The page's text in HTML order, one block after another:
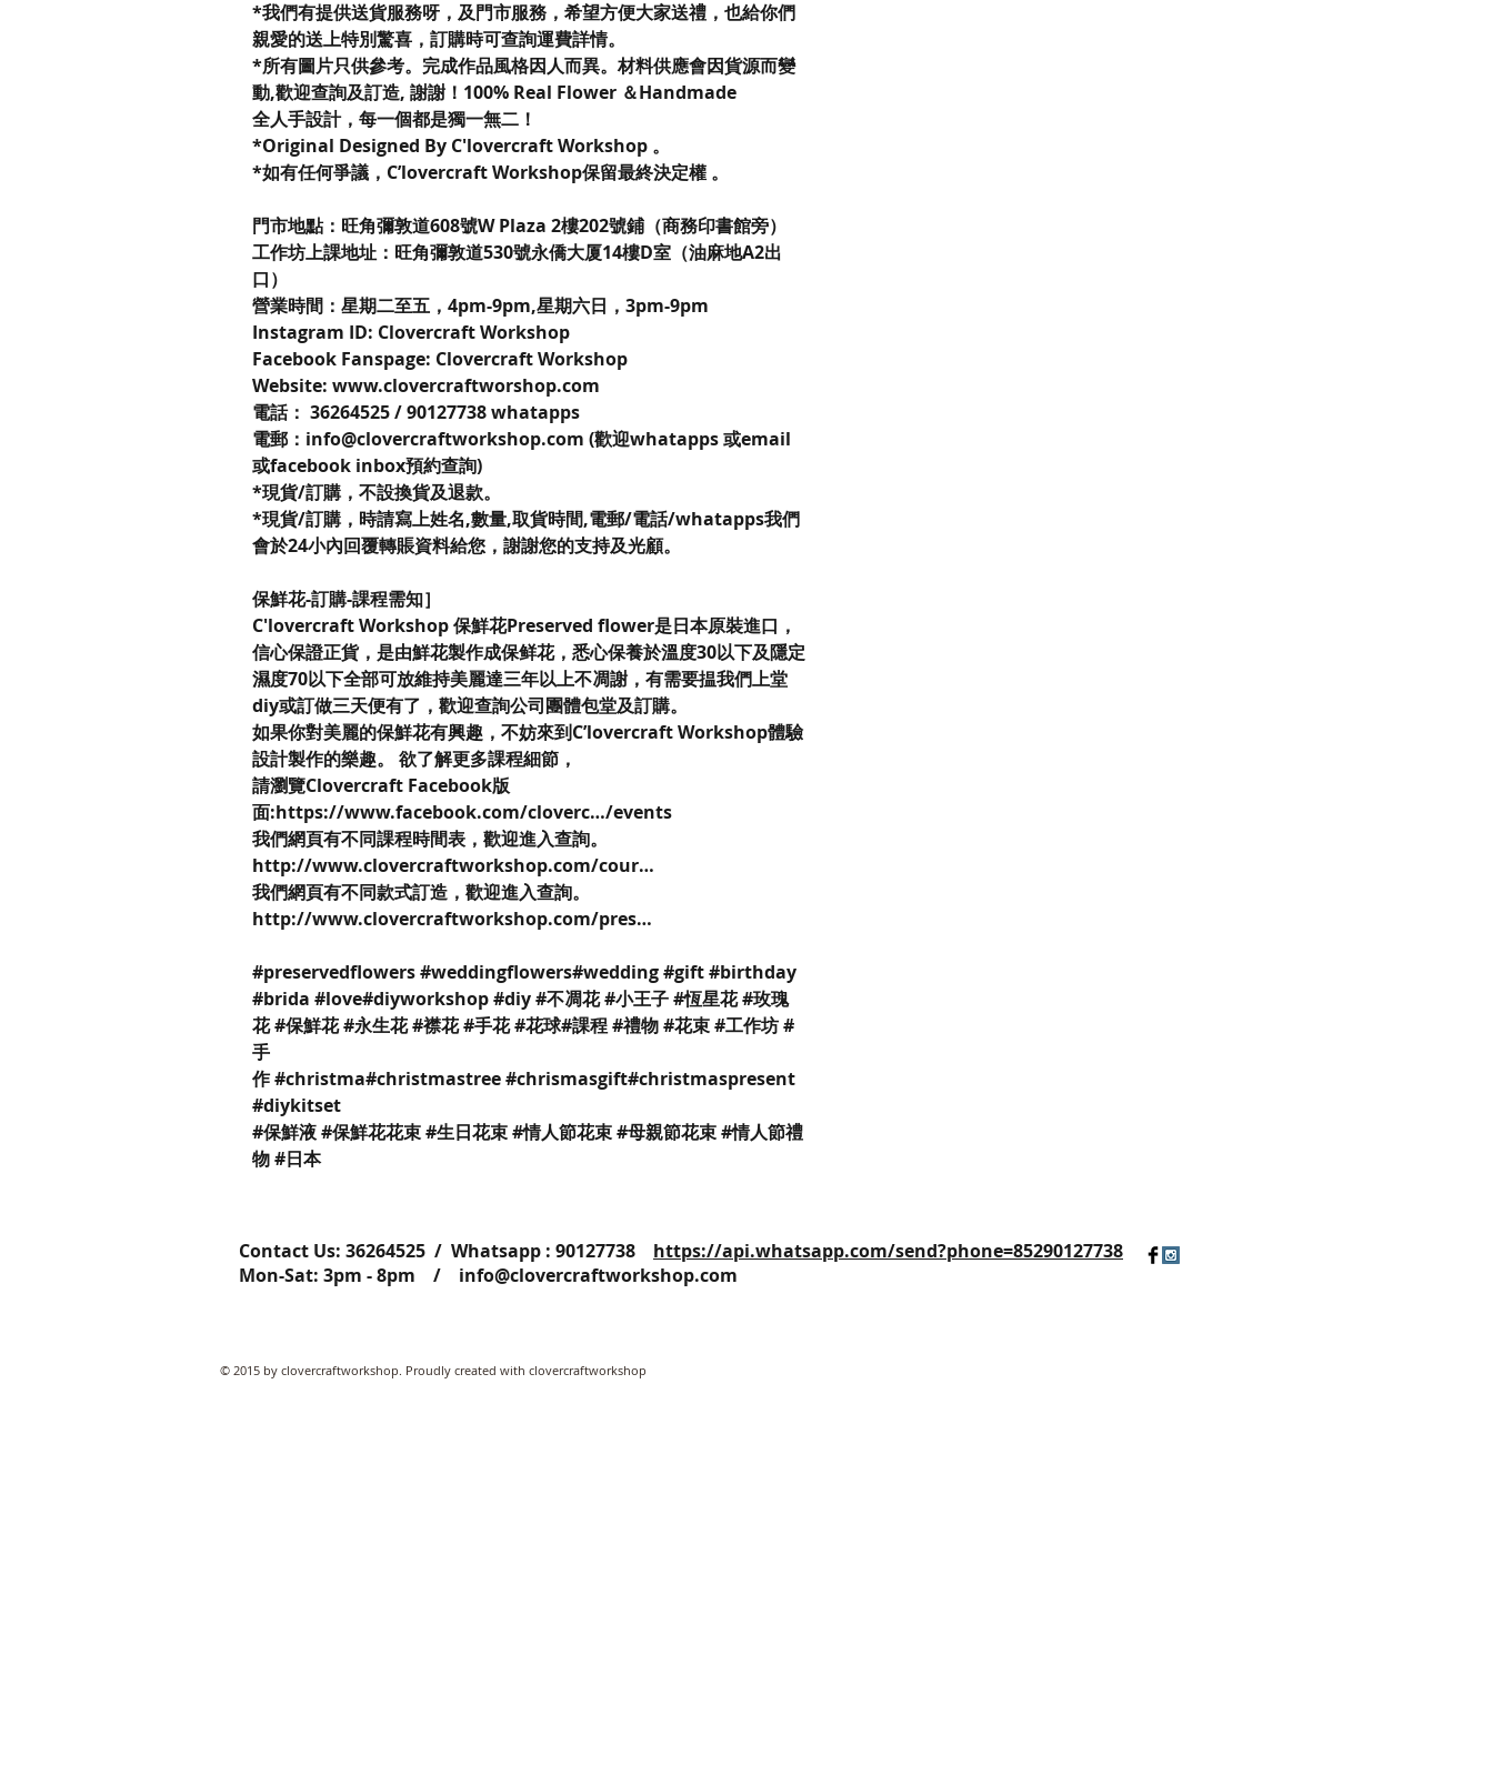
*我們有提供送貨服務呀，及門市服務，希望方便大家送禮，也給你們
親愛的送上特別驚喜，訂購時可查詢運費詳情。
*所有圖片只供參考。完成作品風格因人而異。材料供應會因貨源而變
動,歡迎查詢及訂造, 謝謝！100% Real Flower ＆Handmade
全人手設計，每一個都是獨一無二！
*Original Designed By C'lovercraft Workshop 。
*如有任何爭議，C’lovercraft Workshop保留最終決定權 。
門市地點：旺角彌敦道608號W Plaza 2樓202號鋪（商務印書館旁）
工作坊上課地址：旺角彌敦道530號永僑大厦14樓D室（油麻地A2出
口）
營業時間：星期二至五，4pm-9pm,星期六日，3pm-9pm
Instagram ID: Clovercraft Workshop
Facebook Fanspage: Clovercraft Workshop
Website: www.clovercraftworshop.com
電話： 36264525 / 90127738 whatapps
電郵：info@clovercraftworkshop.com (歡迎whatapps 或email
或facebook inbox預約查詢)
*現貨/訂購，不設換貨及退款。
*現貨/訂購，時請寫上姓名,數量,取貨時間,電郵/電話/whatapps我們
會於24小內回覆轉賬資料給您，謝謝您的支持及光顧。
保鮮花-訂購-課程需知］
C'lovercraft Workshop 保鮮花Preserved flower是日本原裝進口，
信心保證正貨，是由鮮花製作成保鲜花，悉心保養於溫度30以下及隱定
濕度70以下全部可放維持美麗達三年以上不凋謝，有需要揾我們上堂
diy或訂做三天便有了，歡迎查詢公司團體包堂及訂購。
如果你對美麗的保鮮花有興趣，不妨來到C’lovercraft Workshop體驗
設計製作的樂趣。 欲了解更多課程細節，
請瀏覽Clovercraft Facebook版
面:https://www.facebook.com/cloverc…/events
我們網頁有不同課程時間表，歡迎進入查詢。
http://www.clovercraftworkshop.com/cour…
我們網頁有不同款式訂造，歡迎進入查詢。
http://www.clovercraftworkshop.com/pres…
#preservedflowers #weddingflowers#wedding #gift #birthday
#brida #love#diyworkshop #diy #不凋花 #小王子 #恆星花 #玫瑰
花 #保鮮花 #永生花 #襟花 #手花 #花球#課程 #禮物 #花束 #工作坊 #
手
作 #christma#christmastree #chrismasgift#christmaspresent
#diykitset
#保鮮液 #保鮮花花束 #生日花束 #情人節花束 #母親節花束 #情人節禮
物 #日本
Contact Us: ​​​​​​​​​​​​​​​​​​​​36264525 / Whatsapp : 90127738 https://api.whatsapp.com/send?phone=85290127738
Mon-Sat: 3pm - 8pm / info@clovercraftworkshop.com
© 2015 by clovercraftworkshop. Proudly created with clovercraftworkshop